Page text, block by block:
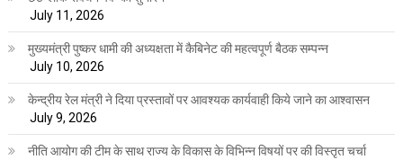
July 11, 2026
मुख्यमंत्री पुष्कर धामी की अध्यक्षता में कैबिनेट की महत्वपूर्ण बैठक सम्पन्न
July 10, 2026
केन्द्रीय रेल मंत्री ने दिया प्रस्तावों पर आवश्यक कार्यवाही किये जाने का आश्वासन
July 9, 2026
नीति आयोग की टीम के साथ राज्य के विकास के विभिन्न विषयों पर की विस्तृत चर्चा